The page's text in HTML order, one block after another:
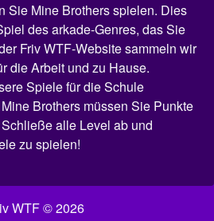
Sie Mine Brothers spielen. Dies
des arkade-Genres, das Sie
Friv WTF-Website sammeln wir
die Arbeit und zu Hause.
Spiele für die Schule
Brothers müssen Sie Punkte
alle Level ab und
zu spielen!
WTF © 2026